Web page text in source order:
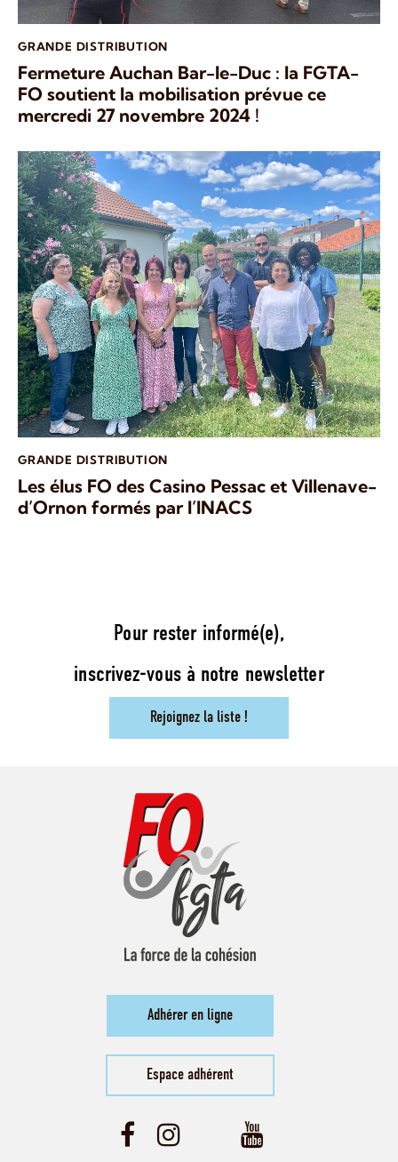
GRANDE DISTRIBUTION
Fermeture Auchan Bar-le-Duc : la FGTA-
FO soutient la mobilisation prévue ce
mercredi 27 novembre 2024 !
GRANDE DISTRIBUTION
Les élus FO des Casino Pessac et Villenave-
d’Ornon formés par l’INACS
Pour rester informé(e),
inscrivez-vous à notre newsletter
Rejoignez la liste !
Adhérer en ligne
Espace adhérent